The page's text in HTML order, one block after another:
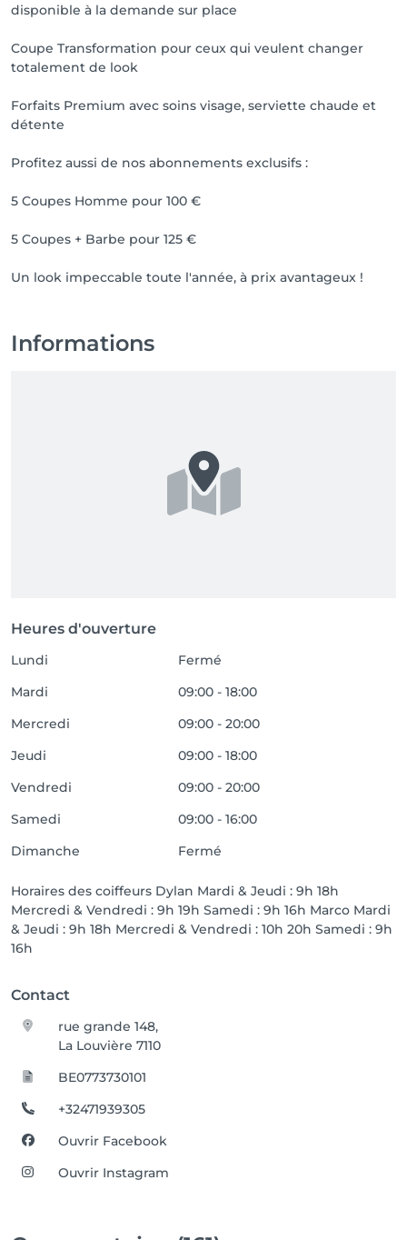
disponible à la demande sur place
Coupe Transformation pour ceux qui veulent changer
totalement de look
Forfaits Premium avec soins visage, serviette chaude et
détente
Profitez aussi de nos abonnements exclusifs :
5 Coupes Homme pour 100 €
5 Coupes + Barbe pour 125 €
Un look impeccable toute l'année, à prix avantageux !
Informations
Heures d'ouverture
Lundi
Fermé
Mardi
09:00 - 18:00
Mercredi
09:00 - 20:00
Jeudi
09:00 - 18:00
Vendredi
09:00 - 20:00
Samedi
09:00 - 16:00
Dimanche
Fermé
Horaires des coiffeurs Dylan Mardi & Jeudi : 9h 18h
Mercredi & Vendredi : 9h 19h Samedi : 9h 16h Marco Mardi
& Jeudi : 9h 18h Mercredi & Vendredi : 10h 20h Samedi : 9h
16h
Contact
rue grande 148,
La Louvière 7110
BE0773730101
+32471939305
Ouvrir Facebook
Ouvrir Instagram